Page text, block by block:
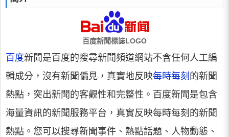
百度新聞標誌LOGO
百度新聞是百度的搜尋新聞頻道網站不含任何人工編
輯成分，沒有新聞偏見，真實地反映每時每刻 的新聞
熱點，突出新聞的客觀性和完整性。百度新聞是包含
海量資訊的新聞服務平台，真實反映每時每刻的新聞
熱點。您可以搜尋新聞事件、熱點話題、人物動態、